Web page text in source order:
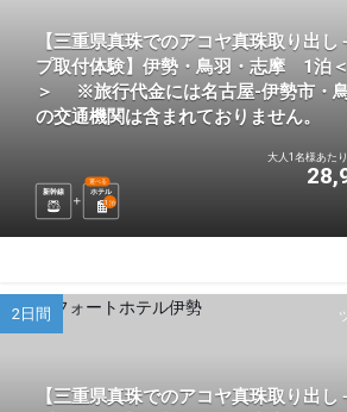
【三重県真珠でのアコヤ真珠取り出
プ取付体験】伊勢・鳥羽・志摩 1泊
＞ ※旅行代金には名古屋-伊勢市・
の交通機関は含まれておりません。
新幹線 ホテル
選べる
1 泊
大人1名様あた
2日間
【三重県真珠でのアコヤ真珠取り出